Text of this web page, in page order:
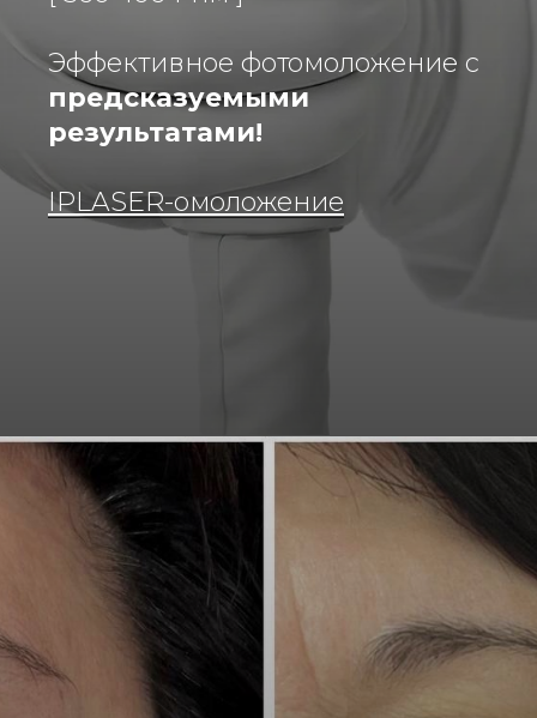
Эффективное фотомоложение с
предсказуемыми
результатами!
IPLASER-омоложение